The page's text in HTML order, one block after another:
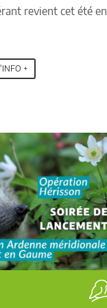
revient cet été en
+